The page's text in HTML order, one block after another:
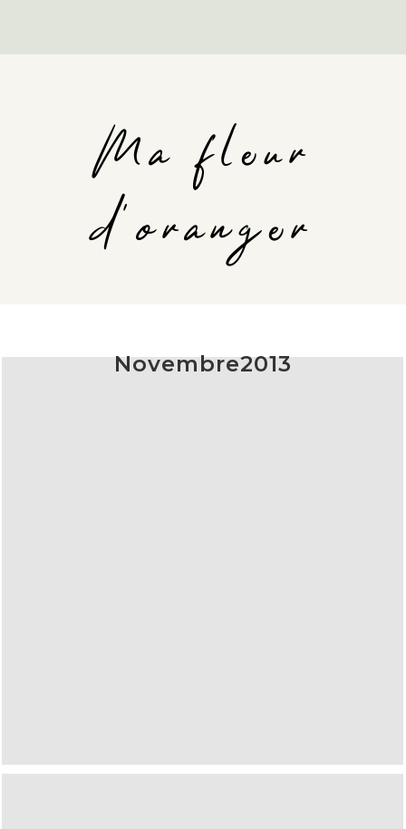
Ma fleur
d'oranger
Novembre2013